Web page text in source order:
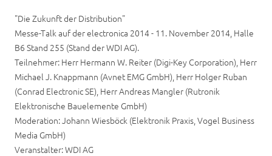
"Die Zukunft der Distribution"
Messe-Talk auf der electronica 2014 - 11. November 2014, Halle
B6 Stand 255 (Stand der WDI AG).
Teilnehmer: Herr Hermann W. Reiter (Digi-Key Corporation), Herr
Michael J. Knappmann (Avnet EMG GmbH), Herr Holger Ruban
(Conrad Electronic SE), Herr Andreas Mangler (Rutronik
Elektronische Bauelemente GmbH)
Moderation: Johann Wiesböck (Elektronik Praxis, Vogel Business
Media GmbH)
Veranstalter: WDI AG